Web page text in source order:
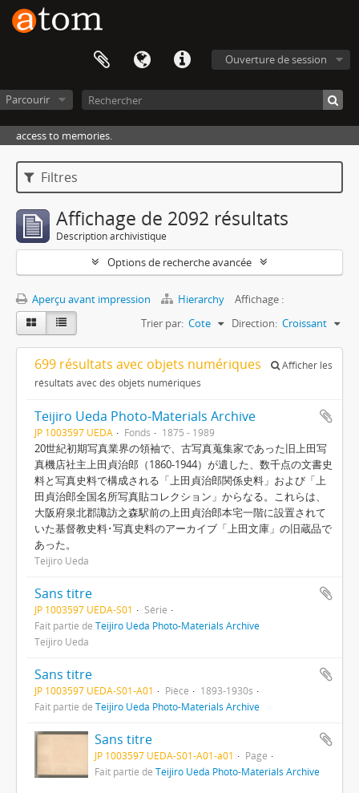
Ouverture de session
Parcourir
access to memories.
Filtres
Affichage de 2092 résultats
Description archivistique
Options de recherche avancée
Aperçu avant impression Hierarchy
Affichage :
Trier par: Cote Direction: Croissant
699 résultats avec objets numériques
Afficher les
résultats avec des objets numériques
Teijiro Ueda Photo-Materials Archive
JP 1003597 UEDA Fonds 1875 - 1989
20世紀初期写真業界の領袖で、古写真蒐集家であった旧上田写
真機店社主上田貞治郎（1860-1944）が遺した、数千点の文書史
料と写真史料で構成される「上田貞治郎関係史料」および「上
田貞治郎全国名所写真貼コレクション」からなる。これらは、
大阪府泉北郡諏訪之森駅前の上田貞治郎本宅一階に設置されて
いた基督教史料･写真史料のアーカイブ「上田文庫」の旧蔵品で
あった。
Teijiro Ueda
Sans titre
JP 1003597 UEDA-S01
Série
Fait partie de Teijiro Ueda Photo-Materials Archive
Teijiro Ueda
Sans titre
JP 1003597 UEDA-S01-A01 Pièce
1893-1930s
Fait partie de Teijiro Ueda Photo-Materials Archive
Sans titre
JP 1003597 UEDA-S01-A01-a01
Page
Fait partie de Teijiro Ueda Photo-Materials Archive